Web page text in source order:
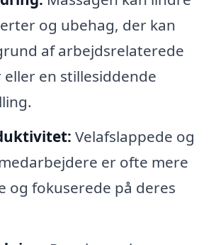
og ubehag, der kan
af arbejdsrelaterede
en stillesiddende
Velafslappede og
er ofte mere
og fokuserede på deres